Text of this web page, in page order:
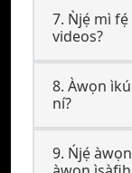
7. Ǹjẹ́ mì
videos?
8. Àwọn
ní?
9. Ńjẹ́